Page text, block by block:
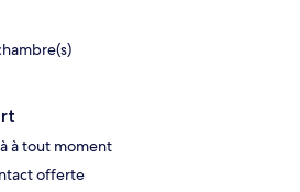
à tout moment
offerte